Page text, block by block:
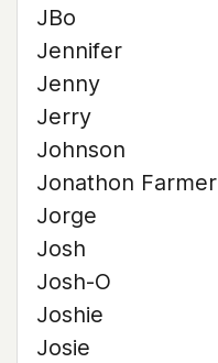
JBo
Jennifer
Jenny
Jerry
Johnson
Jonathon Farmer
Jorge
Josh
Josh-O
Joshie
Josie